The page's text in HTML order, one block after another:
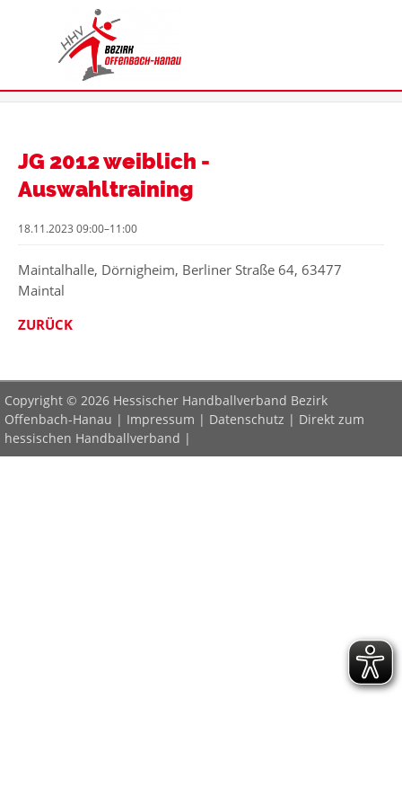
JG 2012 weiblich -
Auswahltraining
18.11.2023 09:00–11:00
Maintalhalle, Dörnigheim, Berliner Straße 64, 63477
Maintal
ZURÜCK
Copyright © 2026 Hessischer Handballverband Bezirk
Offenbach-Hanau | Impressum | Datenschutz | Direkt zum
hessischen Handballverband |